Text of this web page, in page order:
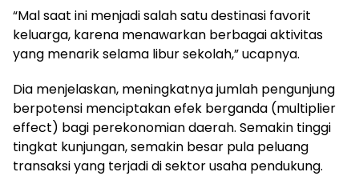
“Mal saat ini menjadi salah satu destinasi favorit
keluarga, karena menawarkan berbagai aktivitas
yang menarik selama libur sekolah,” ucapnya.
Dia menjelaskan, meningkatnya jumlah pengunjung
berpotensi menciptakan efek berganda (multiplier
effect) bagi perekonomian daerah. Semakin tinggi
tingkat kunjungan, semakin besar pula peluang
transaksi yang terjadi di sektor usaha pendukung.